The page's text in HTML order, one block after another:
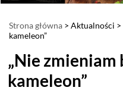
Strona główna > Aktualności
kameleon”
„Nie zmieniam
kameleon”